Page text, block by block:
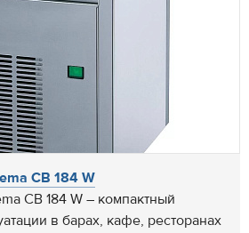
CB 184 W
CB 184 W – компактный
в барах, кафе, ресторанах